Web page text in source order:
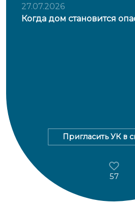
27.07.2026
Когда дом становится
Пригласить УК в
57